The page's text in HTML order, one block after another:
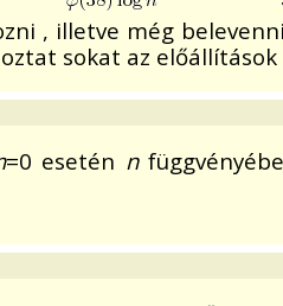
, illetve még
sokat az előállítások
=0 esetén n